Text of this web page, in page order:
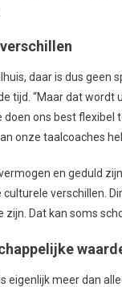
daar is dus geen
tijd. “Maar dat wordt
doen ons best flexibel
onze taalcoaches
en geduld
culturele verschillen.
zijn. Dat kan soms
eigenlijk meer dan